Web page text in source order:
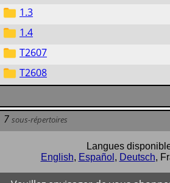
1.3
1.4
T2607
T2608
7 sous-répertoires
Langues
English, Español , Deutsch,